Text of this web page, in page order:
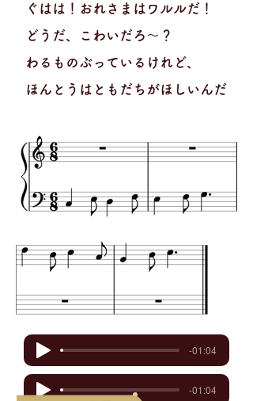
ぐはは！おれさまはワルルだ！
どうだ、こわいだろ〜？
わるものぶっているけれど、
ほんとうはともだちがほしいんだ
-01:04
-01:04